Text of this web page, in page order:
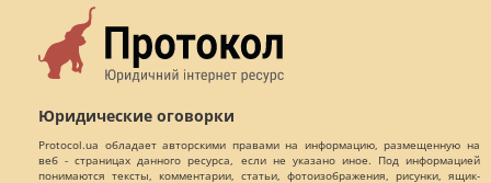
Юридические оговорки
Protocol.ua обладает авторскими правами на информацию, размещенную на
веб - страницах данного ресурса, если не указано иное. Под информацией
понимаются тексты, комментарии, статьи, фотоизображения, рисунки, ящик-